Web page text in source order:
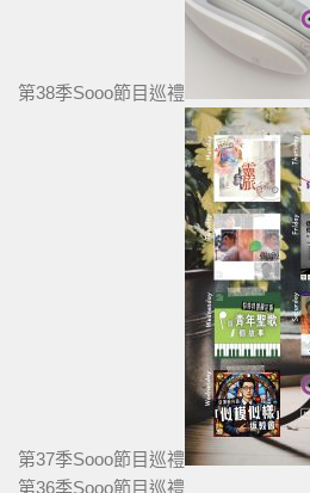
第38季Sooo節目巡禮
第37季Sooo節目巡禮
第36季Sooo節目巡禮